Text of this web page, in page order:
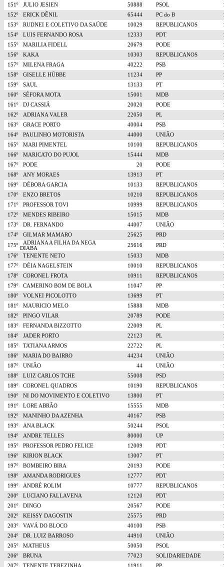
151º JULIO JESIEN 50888 PSOL
152º
ERICK DÊNIL 65444 PC do B
153º
RUDNEI E COLETIVO DA SAÚDE 10029 REPUBLICANOS
154º
LUIS FERNANDO ROSA 12333 PDT
155º
MARILIA FIDELL 20679 PODE
156º
KAKA 10303 REPUBLICANOS
157º
MILENA FRAGA 40222 PSB
158º
GISELLE HÜBBE 11234 PP
159º
SAUL 13133 PT
160º
SÉFORA MOTA 15001 MDB
161º
DJ CASSIÁ 20020 PODE
162º
ADRIANA VALER 22050 PL
163º
GRACE PORTO 40004 PSB
164º
PAULINHO MOTORISTA 44000 UNIÃO
165º
MARI PIMENTEL 10100 REPUBLICANOS
166º
MARICATO DO PUJOL 15444 MDB
167º
PODE 20 PODE
168º
ANY MORAES 13913 PT
169º
DÉBORA GARCIA 10133 REPUBLICANOS
170º
ENZO BRETOS 10210 REPUBLICANOS
171º
PROFESSOR TOVI 10999 REPUBLICANOS
172º
MENDES RIBEIRO 15015 MDB
173º
DR. FERNANDO 44007 UNIÃO
174º
GILMAR MAMARO 25625 PRD
175º
ADRIANA A FILHA DA NEGA
DIABA
25616 PRD
176º
TENENTE NETO 15033 MDB
177º
DÉIA NAGELSTEIN 10010 REPUBLICANOS
178º
CORONEL FROTA 10911 REPUBLICANOS
179º
CAMERINO BOM DE BOLA 11047 PP
180º
VOLNEI PICOLOTTO 13699 PT
181º
MAURICIO MELO 15888 MDB
182º
PINGO VILAR 20789 PODE
183º
FERNANDA BIZZOTTO 22009 PL
184º
JADER PORTO 22123 PL
185º
TATIANA ARMOS 22722 PL
186º
MARIA DO BAIRRO 44234 UNIÃO
187º
UNIÃO 44 UNIÃO
188º
LUIZ CARLOS TCHE 55008 PSD
189º
CORONEL QUADROS 10190 REPUBLICANOS
190º
NI DO MOVIMENTO E COLETIVO 13800 PT
191º
LORE ABRÃO 15555 MDB
192º
MANINHO DA AZENHA 40167 PSB
193º
ANA BLACK 50244 PSOL
194º
ANDRE TELLES 80000 UP
195º
PROFESSOR PEDRO FELICE 12009 PDT
196º
KIRION BLACK 13007 PT
197º
BOMBEIRO BIRA 20193 PODE
198º
AMANDA RODRIGUES 12777 PDT
199º
ANDRÉ ROLIM 10777 REPUBLICANOS
200º
LUCIANO FALLAVENA 12120 PDT
201º
DINGO 20567 PODE
202º
KEISSY DAGOSTIN 25575 PRD
203º
VAVÁ DO BLOCO 40100 PSB
204º
DR. LUIZ BARROSO 44910 UNIÃO
205º
MATHEUS 50050 PSOL
206º
BRUNA 77023 SOLIDARIEDADE
207º
TENENTE TEREZINHA 11911 PP